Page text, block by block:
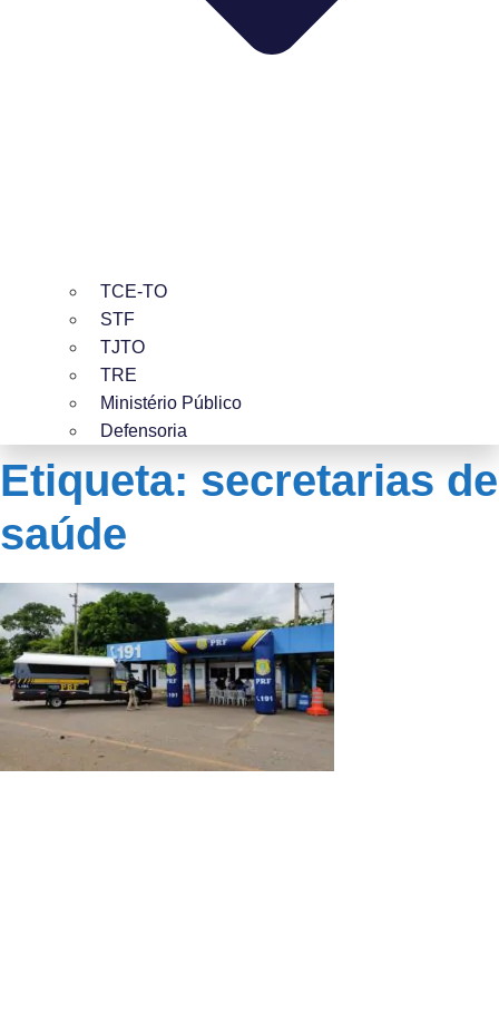
TCE-TO
STF
TJTO
TRE
Ministério Público
Defensoria
Etiqueta: secretarias de
saúde